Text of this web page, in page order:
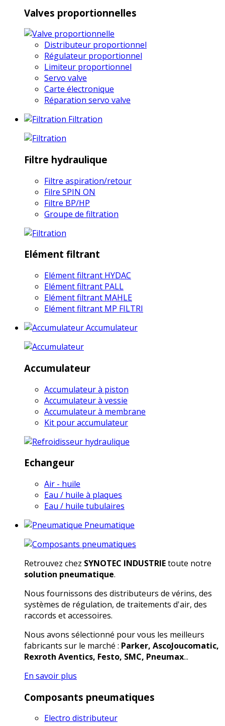
Valves proportionnelles
Distributeur proportionnel
Régulateur proportionnel
Limiteur proportionnel
Servo valve
Carte électronique
Réparation servo valve
Filtration
Filtre hydraulique
Filtre aspiration/retour
Filre SPIN ON
Filtre BP/HP
Groupe de filtration
Elément filtrant
Elément filtrant HYDAC
Elément filtrant PALL
Elément filtrant MAHLE
Elément filtrant MP FILTRI
Accumulateur
Accumulateur
Accumulateur à piston
Accumulateur à vessie
Accumulateur à membrane
Kit pour accumulateur
Echangeur
Air - huile
Eau / huile à plaques
Eau / huile tubulaires
Pneumatique
Retrouvez chez SYNOTEC INDUSTRIEtoute notre
solution pneumatique.
Nous fournissons des distributeurs de vérins, des
systèmes de régulation, de traitements d'air, des
raccords et accessoires.
Nous avons sélectionné pour vous les meilleurs
fabricants sur le marché : Parker, AscoJoucomatic,
Rexroth Aventics, Festo, SMC, Pneumax...
En savoir plus
Composants pneumatiques
Electro distributeur